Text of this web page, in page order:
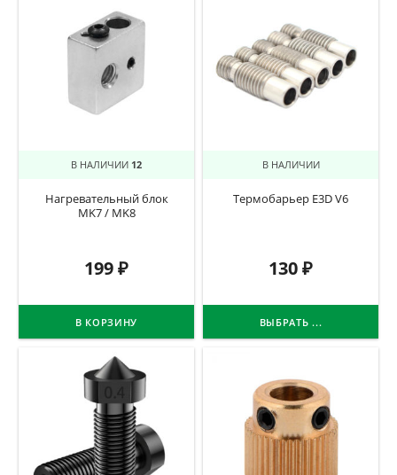
В НАЛИЧИИ 12
Нагревательный блок
MK7 / MK8
199₽
В КОРЗИНУ
В НАЛИЧИИ
Термобарьер E3D V6
130₽
ВЫБРАТЬ ...